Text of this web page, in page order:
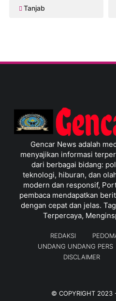
Tanjab
Gencar News adalah
menyajikan informasi
dari berbagai bidang:
teknologi, hiburan, dan
modern dan responsif,
pembaca mendapatkan
dengan cepat dan jelas.
Terpercaya,
REDAKSI
UNDANG UNDANG PERS
DISCLAIMER
© COPYRIGHT 2023